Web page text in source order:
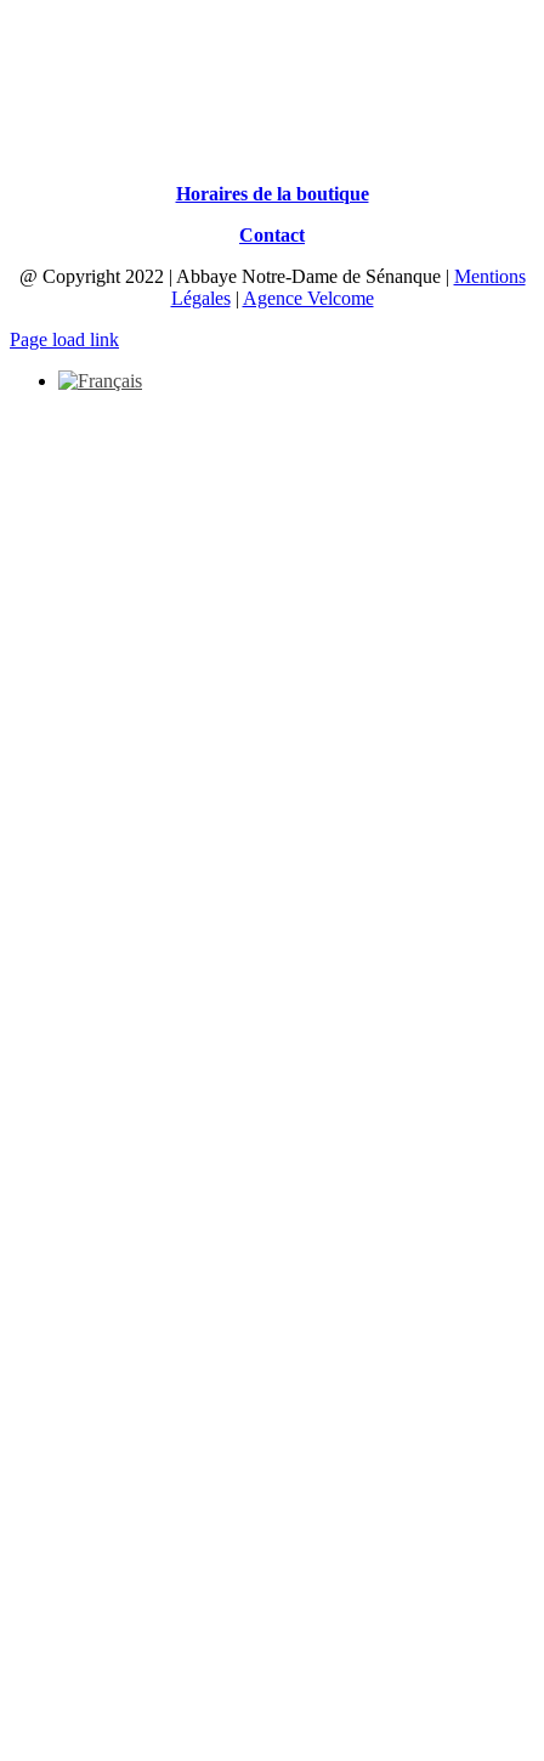
Horaires de la boutique
Contact
@ Copyright 2022 | Abbaye Notre-Dame de Sénanque | Mentions
Légales| Agence Velcome
Page load link